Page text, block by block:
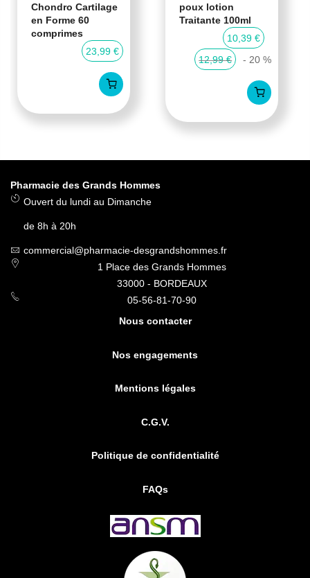
Chondro Cartilage
en Forme 60
comprimes
23,99 €
poux lotion
Traitante 100ml
10,39 €
12,99 €
- 20 %
Pharmacie des Grands Hommes
Ouvert du lundi au Dimanche
de 8h à 20h
commercial@pharmacie-desgrandshommes.fr
1 Place des Grands Hommes
33000 - BORDEAUX
05-56-81-70-90
Nous contacter
Nos engagements
Mentions légales
C.G.V.
Politique de confidentialité
FAQs